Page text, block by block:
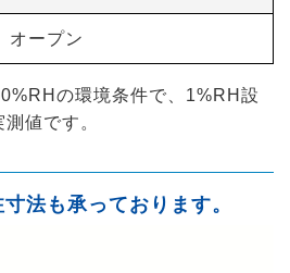
オープン
の環境条件で、1%RH設
値です。
法も承っております。